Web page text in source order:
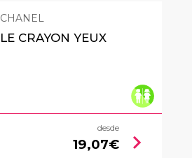
CHANEL
LE CRAYON YEUX
desde
19,07€ chevron_right